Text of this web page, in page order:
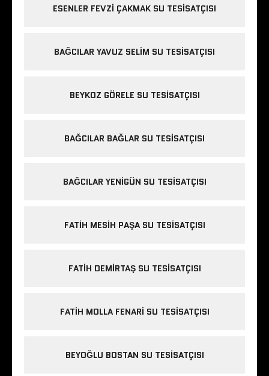
ESENLER FEVZI ÇAKMAK SU TESISATÇISI
BAĞCILAR YAVUZ SELIM SU TESISATÇISI
BEYKOZ GÖRELE SU TESISATÇISI
BAĞCILAR BAĞLAR SU TESISATÇISI
BAĞCILAR YENIGÜN SU TESISATÇISI
FATIH MESIH PAŞA SU TESISATÇISI
FATIH DEMIRTAŞ SU TESISATÇISI
FATIH MOLLA FENARI SU TESISATÇISI
BEYOĞLU BOSTAN SU TESISATÇISI